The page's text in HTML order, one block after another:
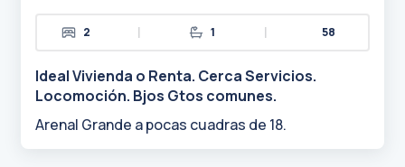
2 | 1 | 58
Ideal Vivienda o Renta. Cerca Servicios.
Locomoción. Bjos Gtos comunes.
Arenal Grande a pocas cuadras de 18.